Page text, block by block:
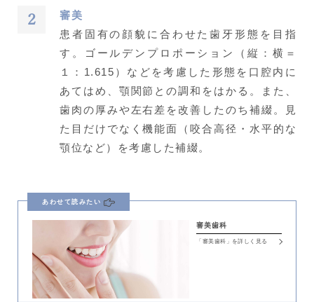
審美
患者固有の顔貌に合わせた歯牙形態を目指
す。ゴールデンプロポーション（縦：横＝
１：1.615）などを考慮した形態を口腔内に
あてはめ、顎関節との調和をはかる。また、
歯肉の厚みや左右差を改善したのち補綴。見
た目だけでなく機能面（咬合高径・水平的な
顎位など）を考慮した補綴。
あわせて読みたい
審美歯科
「審美歯科」を詳しく見る